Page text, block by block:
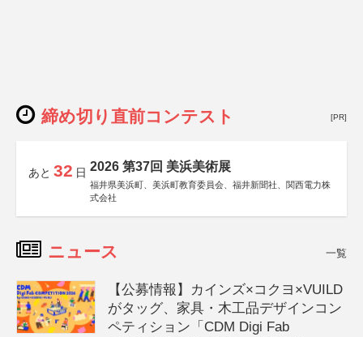
締め切り直前コンテスト [PR]
あと 32 日 2026 第37回 美浜美術展
福井県美浜町、美浜町教育委員会、福井新聞社、関西電力株
式会社
ニュース 一覧
【公募情報】カインズ×コクヨ×VUILD
がタッグ、家具・木工品デザインコン
ペティション「CDM Digi Fab